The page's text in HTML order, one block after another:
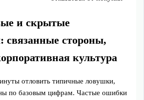
и скрытые
связанные стороны,
культура
отловить типичные ловушки,
по базовым цифрам. Частые ошибки